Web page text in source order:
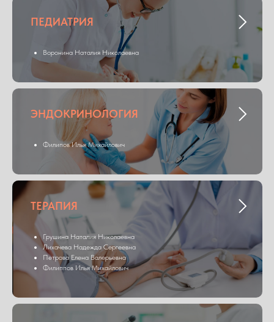
ПЕДИАТРИЯ
Воронина Наталия Николаевна
ЭНДОКРИНОЛОГИЯ
Филипов Илья Михайлович
ТЕРАПИЯ
Грушина Наталия Николаевна
Лихачева Надежда Сергеевна
Петрова Елена Валерьевна
Филиппов Илья Михайлович